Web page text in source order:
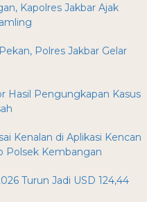
Kapolres Jakbar Ajak
Polres Jakbar Gelar
Hasil Pengungkapan Kasus
Kenalan di Aplikasi Kencan
Polsek Kembangan
Turun Jadi USD 124,44